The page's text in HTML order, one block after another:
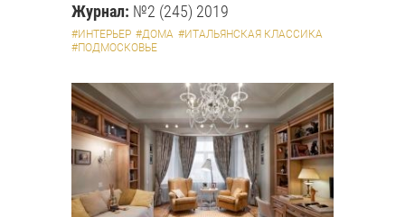
Журнал: №2 (245) 2019
#ИНТЕРЬЕР #ДОМА #ИТАЛЬЯНСКАЯ КЛАССИКА
#ПОДМОСКОВЬЕ